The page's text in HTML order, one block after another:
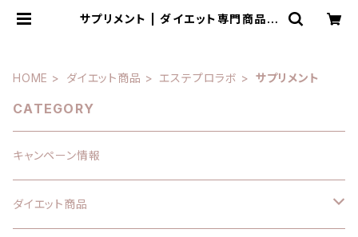
サプリメント | ダイエット専門商品サ
HOME ダイエット商品 エステプロラボ サプリメント
CATEGORY
キャンペーン情報
ダイエット商品